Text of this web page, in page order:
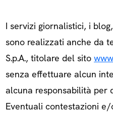
I servizi giornalistici, i
sono realizzati anche da
S.p.A., titolare del sito
senza effettuare alcun
alcuna responsabilità per
Eventuali contestazioni